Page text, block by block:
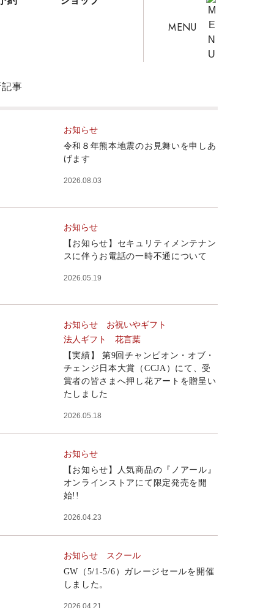
MENU
事
お知らせ
令和８年熊本地震のお見舞いを申しあ
げます
2026.08.03
お知らせ
【お知らせ】セキュリティメンテナン
スに伴うお電話の一時不通について
2026.05.19
お知らせ
お祝いやギフト
法人ギフト
花言葉
【実績】 第9回チャンピオン・オブ・
チェンジ日本大賞（CCJA）にて、受
賞者の皆さまへ押し花アートを贈呈い
たしました
2026.05.18
お知らせ
【お知らせ】人気商品の『ノアール』
オンラインストアにて限定発売を開
始!!
2026.04.23
お知らせ スクール
GW（5/1-5/6）ガレージセールを開催
しました。